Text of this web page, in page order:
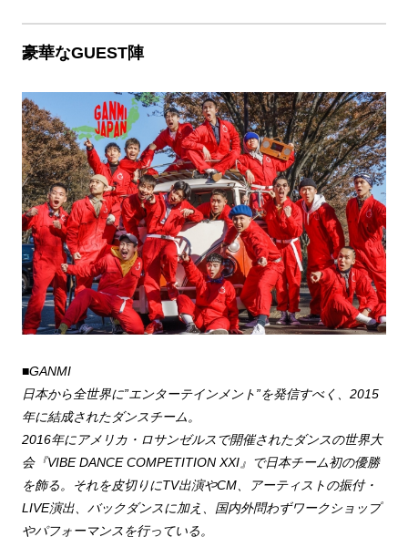
豪華なGUEST陣
■GANMI
日本から全世界に”エンターテインメント”を発信すべく、2015
年に結成されたダンスチーム。
2016年にアメリカ・ロサンゼルスで開催されたダンスの世界大
会『VIBE DANCE COMPETITION XXI』で日本チーム初の優勝
を飾る。それを皮切りにTV出演やCM、アーティストの振付・
LIVE演出、バックダンスに加え、国内外問わずワークショップ
やパフォーマンスを行っている。